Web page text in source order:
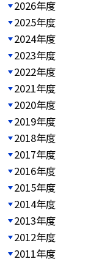
2026年度
2025年度
2024年度
2023年度
2022年度
2021年度
2020年度
2019年度
2018年度
2017年度
2016年度
2015年度
2014年度
2013年度
2012年度
2011年度